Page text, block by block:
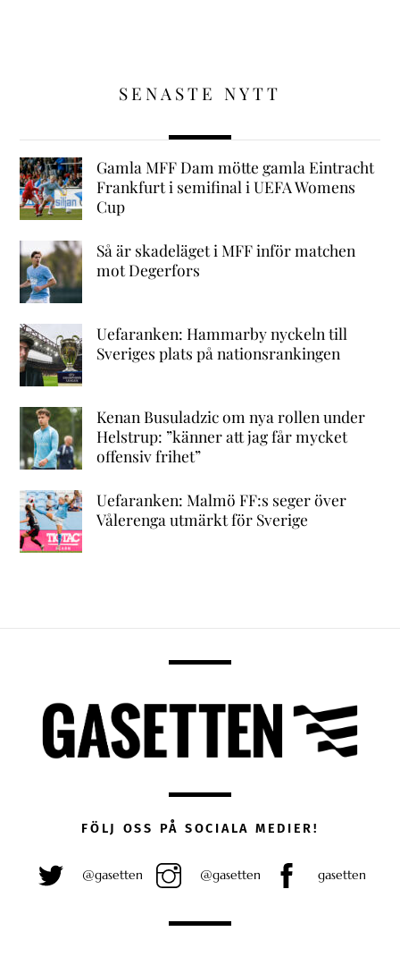
SENASTE NYTT
Gamla MFF Dam mötte gamla Eintracht
Frankfurt i semifinal i UEFA Womens
Cup
Så är skadeläget i MFF inför matchen
mot Degerfors
Uefaranken: Hammarby nyckeln till
Sveriges plats på nationsrankingen
Kenan Busuladzic om nya rollen under
Helstrup: ”känner att jag får mycket
offensiv frihet”
Uefaranken: Malmö FF:s seger över
Vålerenga utmärkt för Sverige
FÖLJ OSS PÅ SOCIALA MEDIER!
@gasetten @gasetten gasetten